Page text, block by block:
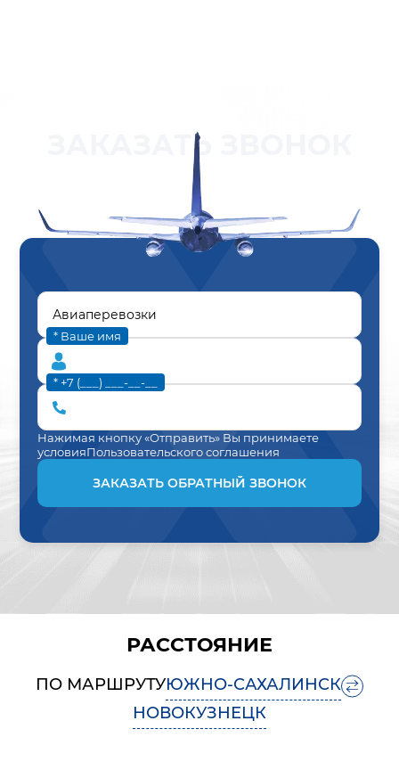
ЗАКАЗАТЬ ЗВОНОК
* Ваше имя
* +7 (___) ___-__-__
Нажимая кнопку «Отправить» Вы принимаете
условияПользовательского соглашения
ЗАКАЗАТЬ ОБРАТНЫЙ ЗВОНОК
РАССТОЯНИЕ
ПО МАРШРУТУЮЖНО-САХАЛИНСК
НОВОКУЗНЕЦК